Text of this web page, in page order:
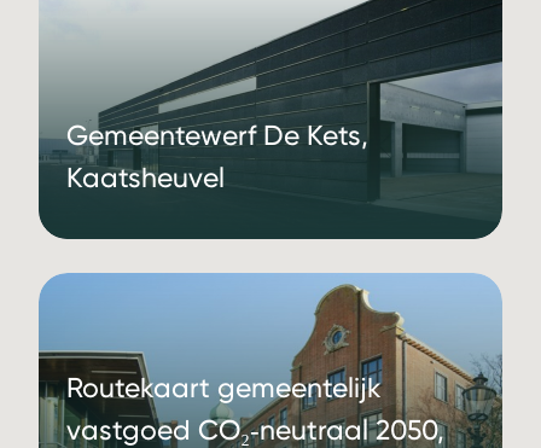
Gemeentewerf De Kets,
Kaatsheuvel
Routekaart gemeentelijk
vastgoed CO₂‑neutraal 2050,